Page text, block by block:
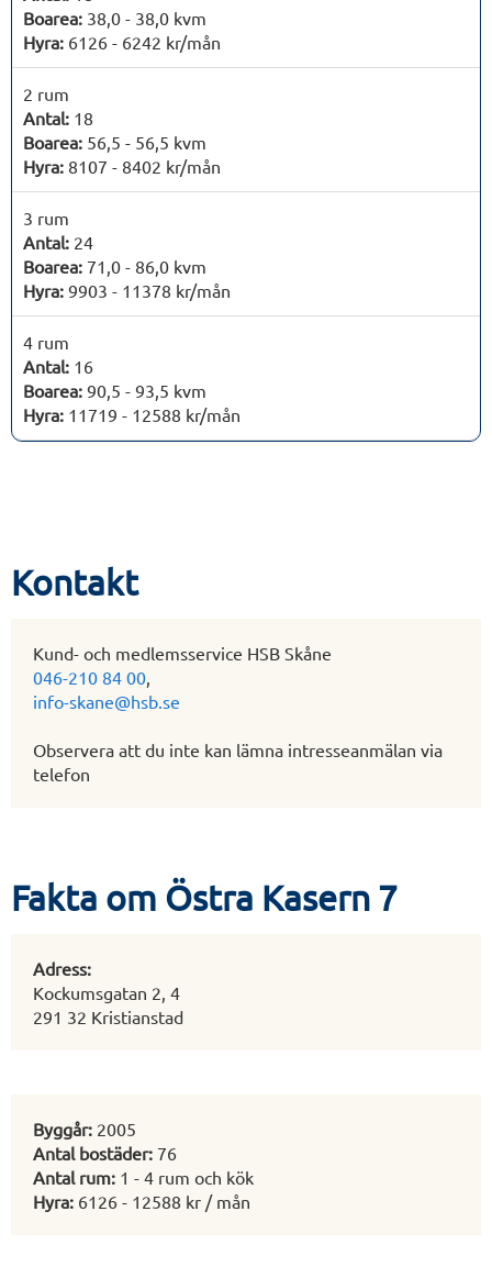
Boarea: 38,0 - 38,0 kvm
Hyra: 6126 - 6242 kr/mån
2 rum
Antal: 18
Boarea: 56,5 - 56,5 kvm
Hyra: 8107 - 8402 kr/mån
3 rum
Antal: 24
Boarea: 71,0 - 86,0 kvm
Hyra: 9903 - 11378 kr/mån
4 rum
Antal: 16
Boarea: 90,5 - 93,5 kvm
Hyra: 11719 - 12588 kr/mån
Kontakt
Kund- och medlemsservice HSB Skåne
046-210 84 00,
info-skane@hsb.se
Observera att du inte kan lämna intresseanmälan via
telefon
Fakta om Östra Kasern 7
Adress:
Kockumsgatan 2, 4
291 32 Kristianstad
Byggår: 2005
Antal bostäder: 76
Antal rum: 1 - 4 rum och kök
Hyra: 6126 - 12588 kr / mån